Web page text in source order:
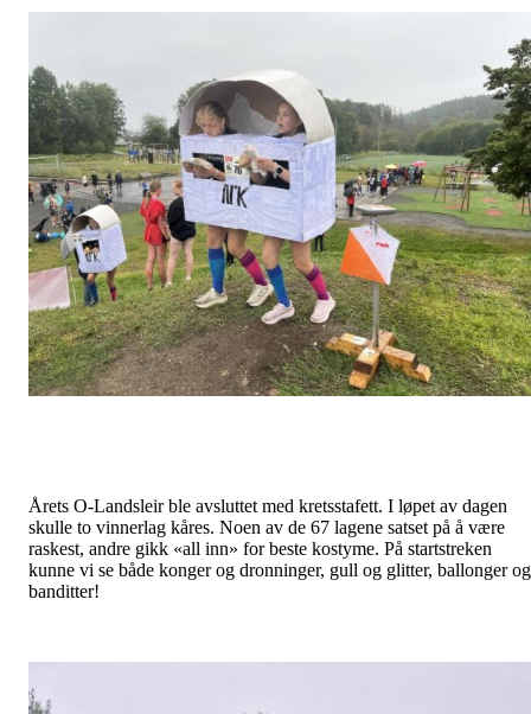
Årets O-Landsleir ble avsluttet med kretsstafett. I løpet av dagen
skulle to vinnerlag kåres. Noen av de 67 lagene satset på å være
raskest, andre gikk «all inn» for beste kostyme. På startstreken
kunne vi se både konger og dronninger, gull og glitter, ballonger og
banditter!